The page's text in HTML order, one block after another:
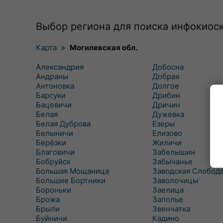
Выбор региона для поиска
Карта > Могилевская обл.
Александрия
Андраны
Антоновка
Барсуки
Бацевичи
Белая
Белая Дуброва
Белыничи
Берёзки
Благовичи
Бобруйск
Большая Мощаница
Большие Бортники
Бороньки
Брожа
Брыли
Буйничи
Добосна
Добрая
Долгое
Дрибин
Дричин
Дужевка
Езеры
Елизово
Жиличи
Забелышин
Забычанье
Заводская
Заволочицы
Заелица
Заполье
Звенчатка
Кадино